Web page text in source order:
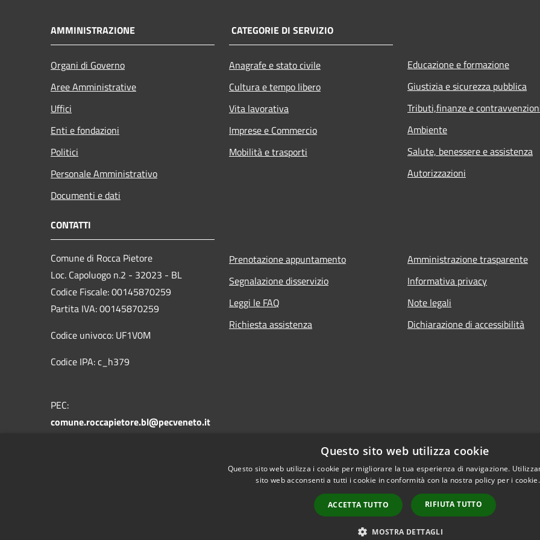
AMMINISTRAZIONE
Organi di Governo
Aree Amministrative
Uffici
Enti e fondazioni
Politici
Personale Amministrativo
Documenti e dati
CATEGORIE DI SERVIZIO
Anagrafe e stato civile
Cultura e tempo libero
Vita lavorativa
Imprese e Commercio
Mobilità e trasporti
Educazione e formazione
Giustizia e sicurezza pubblica
Tributi,finanze e
Ambiente
Salute, benessere e assistenza
Autorizzazioni
CONTATTI
Comune di Rocca Pietore
Loc. Capoluogo n.2 - 32023 - BL
Codice Fiscale: 00145870259
Partita IVA: 00145870259
Codice univoco: UF1V0M
Codice IPA: c_h379
PEC:
comune.roccapietore.bl@pecveneto.it
Prenotazione appuntamento
Segnalazione disservizio
Leggi le FAQ
Richiesta assistenza
Amministrazione trasparente
Informativa privacy
Note legali
Dichiarazione di accessibilità
Copyright © 2026 •
Questo sito web utilizza cookie
Questo sito web utilizza i cookie per migliorare la tua esperienza di navigazione.
sito web acconsenti a tutti i cookie in conformità con la nostra policy per i cookie.
ACCETTA TUTTO RIFIUTA TUTTO
MOSTRA DETTAGLI